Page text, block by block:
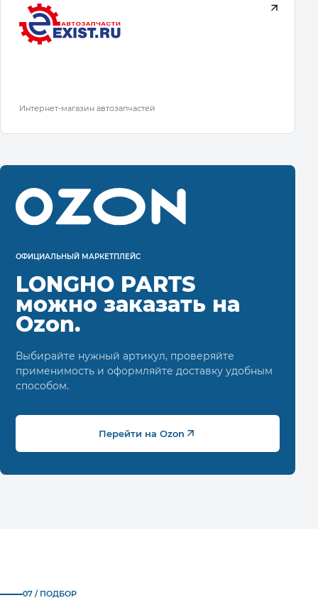
Интернет-магазин автозапчастей
ОФИЦИАЛЬНЫЙ МАРКЕТПЛЕЙС
LONGHO PARTS
можно заказать на
Ozon.
Выбирайте нужный артикул, проверяйте
применимость и оформляйте доставку удобным
способом.
Перейти на Ozon
07 / ПОДБОР